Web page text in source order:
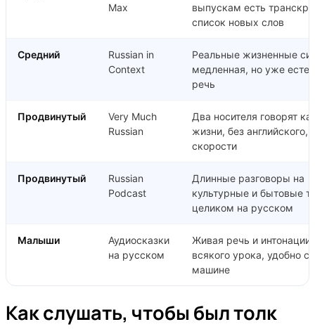
Max
выпускам есть
список новых слов
Средний
Russian in
Context
Реальные жизненные
медленная, но уже
речь
Продвинутый
Very Much
Russian
Два носителя говорят
жизни, без английского,
скорости
Продвинутый
Russian
Podcast
Длинные разговоры на
культурные и бытовые
целиком на русском
Малыши
Аудиосказки
на русском
Живая речь и интонации
всякого урока, удобно
машине
Как слушать, чтобы был толк